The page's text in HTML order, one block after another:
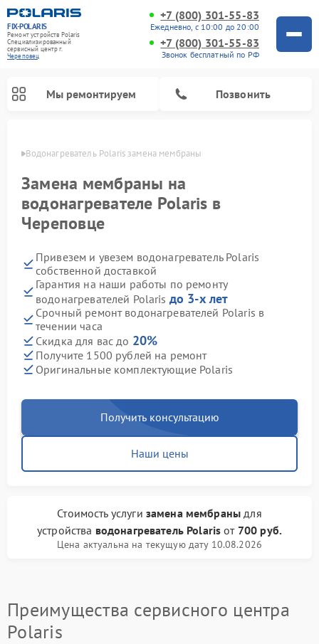
FIX-POLARIS
Ремонт устройств Polaris
Специализированный
cервисный центр г.
Череповец
+7 (800) 301-55-83
Ежедневно, с 10:00 до 20:00
+7 (800) 301-55-83
Звонок бесплатный по РФ
Мы ремонтируем Позвонить
Водонагреватель Polaris замена мембраны
Замена мембраны на
водонагревателе Polaris в
Череповце
Привезем и увезем водонагреватель Polaris
собственной доставкой
Гарантия на наши работы по ремонту
водонагревателей Polaris до 3-х лет
Срочный ремонт водонагревателей Polaris в
течении часа
Скидка для вас до 20%
Получите 1500 рублей на ремонт
Оригинальные комплектующие Polaris
Получить консультацию
Наши цены
Стоимость услуги замена мембраны для
устройства водонагреватель Polaris от 700 руб.
Цена актуальна на текущую дату 10.08.2026
Преимущества сервисного центра
Polaris